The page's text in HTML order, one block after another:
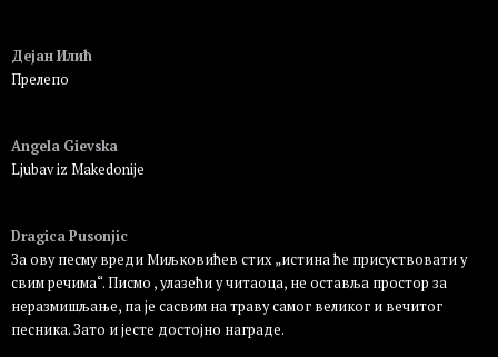
Дејан Илић
Прелепо
Angela Gievska
Ljubav iz Makedonije
Dragica Pusonjic
За ову песму вреди Миљковићев стих „истина ће присуствовати у
свим речима“. Писмо , улазећи у читаоца, не оставља простор за
неразмишљање, па је сасвим на траву самог великог и вечитог
песника. Зато и јесте достојно награде.